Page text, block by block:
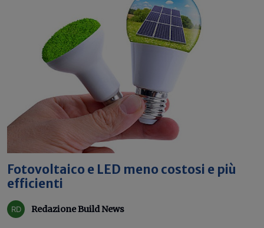
Fotovoltaico e LED meno costosi e più
efficienti
Redazione Build News